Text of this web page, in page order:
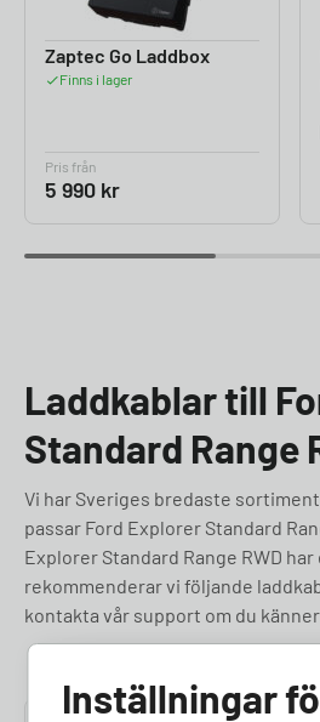
Zaptec Go Laddbox
Finns i lager
Pris från
5 990 kr
Laddkablar till
Standard Range
Vi har Sveriges bredaste
passar Ford Explorer Standard
Explorer Standard Range RWD
rekommenderar vi följande
kontakta vår support om du
Inställningar